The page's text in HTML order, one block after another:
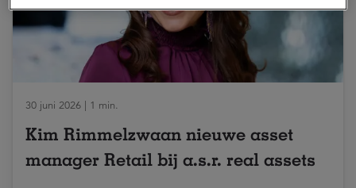
30 juni 2026 | 1 min.
Kim Rimmelzwaan nieuwe asset
manager Retail bij a.s.r. real assets